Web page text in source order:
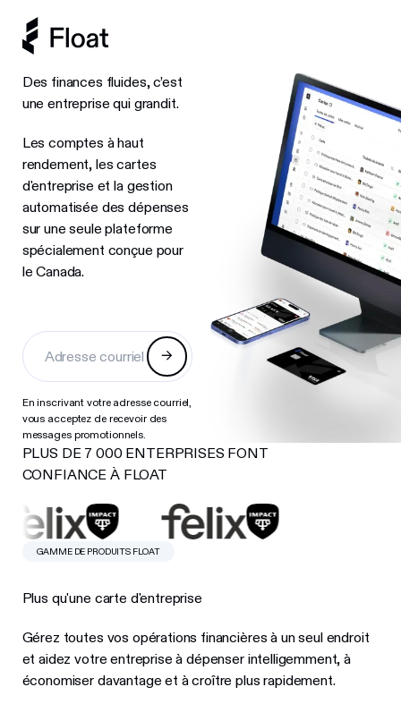
Des finances fluides, c’est
une entreprise qui grandit.
Les comptes à haut
rendement, les cartes
d'entreprise et la gestion
automatisée des dépenses
sur une seule plateforme
spécialement conçue pour
le Canada.
En inscrivant votre adresse courriel,
vous acceptez de recevoir des
messages promotionnels.
PLUS DE 7 000 ENTERPRISES FONT
CONFIANCE À FLOAT
GAMME DE PRODUITS FLOAT
Plus qu'une carte d'entreprise
Gérez toutes vos opérations financières à un seul endroit
et aidez votre entreprise à dépenser intelligemment, à
économiser davantage et à croître plus rapidement.